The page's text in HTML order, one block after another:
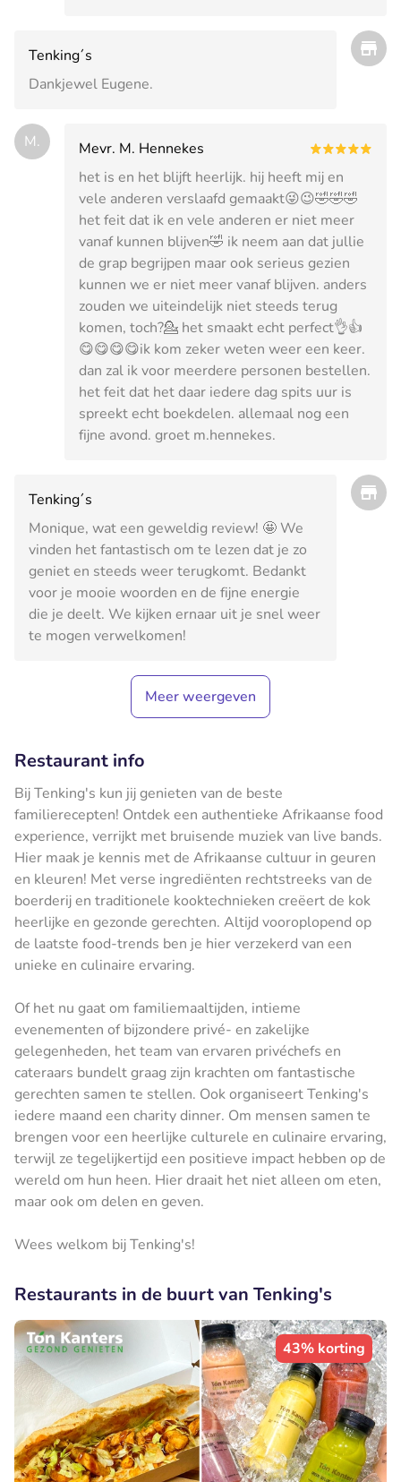
Tenking´s
Dankjewel Eugene.
M.
Mevr. M. Hennekes
het is en het blijft heerlijk. hij heeft mij en
vele anderen verslaafd gemaakt😜😉🤣🤣🤣
het feit dat ik en vele anderen er niet meer
vanaf kunnen blijven🤣 ik neem aan dat jullie
de grap begrijpen maar ook serieus gezien
kunnen we er niet meer vanaf blijven. anders
zouden we uiteindelijk niet steeds terug
komen, toch?💁 het smaakt echt perfect👌👍
😋😋😋😋ik kom zeker weten weer een keer.
dan zal ik voor meerdere personen bestellen.
het feit dat het daar iedere dag spits uur is
spreekt echt boekdelen. allemaal nog een
fijne avond. groet m.hennekes.
Tenking´s
Monique, wat een geweldig review! 🤩 We
vinden het fantastisch om te lezen dat je zo
geniet en steeds weer terugkomt. Bedankt
voor je mooie woorden en de fijne energie
die je deelt. We kijken ernaar uit je snel weer
te mogen verwelkomen!
Meer weergeven
Restaurant info
Bij Tenking's kun jij genieten van de beste
familierecepten! Ontdek een authentieke Afrikaanse food
experience, verrijkt met bruisende muziek van live bands.
Hier maak je kennis met de Afrikaanse cultuur in geuren
en kleuren! ​Met verse ingrediënten rechtstreeks van de
boerderij en traditionele kooktechnieken creëert de kok
heerlijke en gezonde gerechten. Altijd vooroplopend op
de laatste food-trends ben je hier verzekerd van een
unieke en culinaire ervaring.
Of het nu gaat om familiemaaltijden, intieme
evenementen of bijzondere privé- en zakelijke
gelegenheden, het team van ervaren privéchefs en
cateraars bundelt graag zijn krachten om fantastische
gerechten samen te stellen. Ook organiseert Tenking's
iedere maand een charity dinner. Om mensen samen te
brengen voor een heerlijke culturele en culinaire ervaring,
terwijl ze tegelijkertijd een positieve impact hebben op de
wereld om hun heen. Hier draait het niet alleen om eten,
maar ook om delen en geven.
Wees welkom bij Tenking's!
Restaurants in de buurt van Tenking's
43% korting